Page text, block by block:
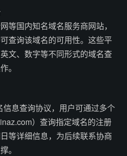
等国内知名域名服务商网站，
查询该域名的可用性。这些平
文、数字等不同形式的域名查
。
息查询协议，用户可通过多个
）查询指定域名的注册
等详细信息，为后续联系协商
。